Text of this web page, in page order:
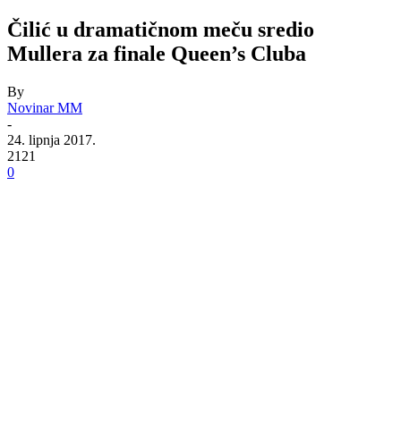
Čilić u dramatičnom meču sredio
Mullera za finale Queen’s Cluba
By
Novinar MM
-
24. lipnja 2017.
2121
0